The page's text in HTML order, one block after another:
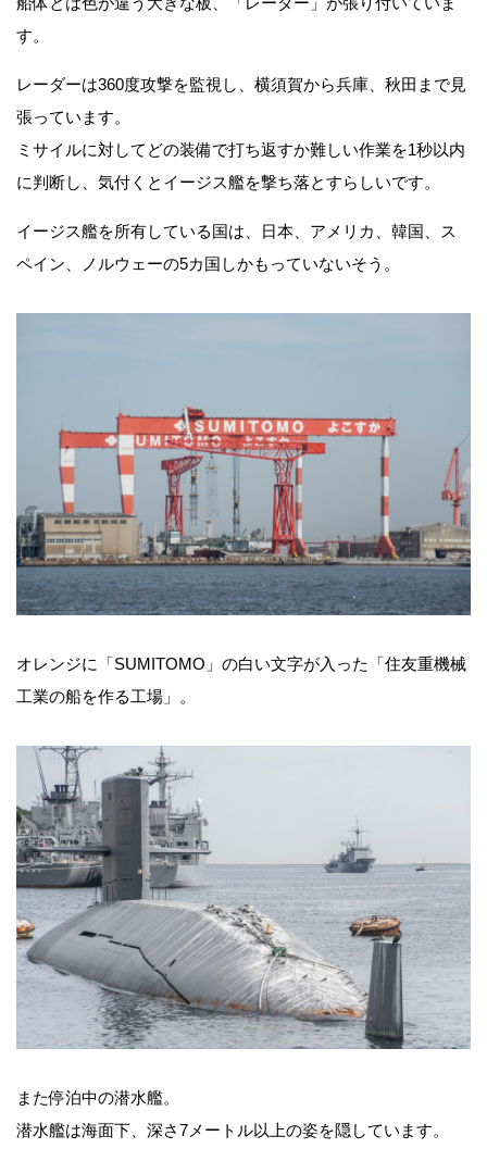
す。
レーダーは360度攻撃を監視し、横須賀から兵庫、秋田まで見
張っています。
ミサイルに対してどの装備で打ち返すか難しい作業を1秒以内
に判断し、気付くとイージス艦を撃ち落とすらしいです。
イージス艦を所有している国は、日本、アメリカ、韓国、ス
ペイン、ノルウェーの5カ国しかもっていないそう。
オレンジに「SUMITOMO」の白い文字が入った「住友重機械
工業の船を作る工場」。
また停泊中の潜水艦。
潜水艦は海面下、深さ7メートル以上の姿を隠しています。